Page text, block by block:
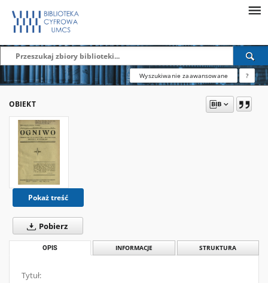
Wyszukiwanie zaawansowane ?
OBIEKT
Pokaż treść
Pobierz
OPIS INFORMACJE STRUKTURA
Tytuł: